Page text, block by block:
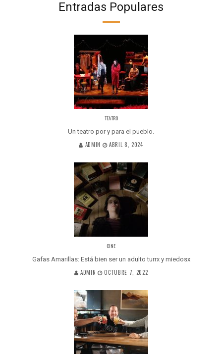
Entradas Populares
TEATRO
Un teatro por y para el pueblo.
ADMIN ABRIL 8, 2024
CINE
Gafas Amarillas: Está bien ser un adulto turrx y miedosx
ADMIN OCTUBRE 7, 2022